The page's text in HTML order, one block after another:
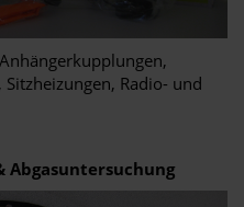
Radio- und
Abgasuntersuchung